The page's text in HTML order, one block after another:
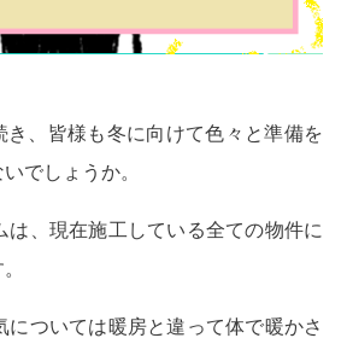
き、皆様も冬に向けて色々と準備を
でしょうか。
は、現在施工している全ての物件に
については暖房と違って体で暖かさ